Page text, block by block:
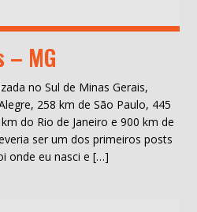
– MG
no Sul de Minas Gerais,
258 km de São Paulo, 445
do Rio de Janeiro e 900 km de
ser um dos primeiros posts
onde eu nasci e […]